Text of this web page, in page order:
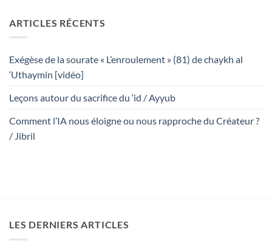
ARTICLES RÉCENTS
Exégèse de la sourate « L’enroulement » (81) de chaykh al
‘Uthaymin [vidéo]
Leçons autour du sacrifice du ‘id / Ayyub
Comment l’IA nous éloigne ou nous rapproche du Créateur ?
/ Jibril
LES DERNIERS ARTICLES